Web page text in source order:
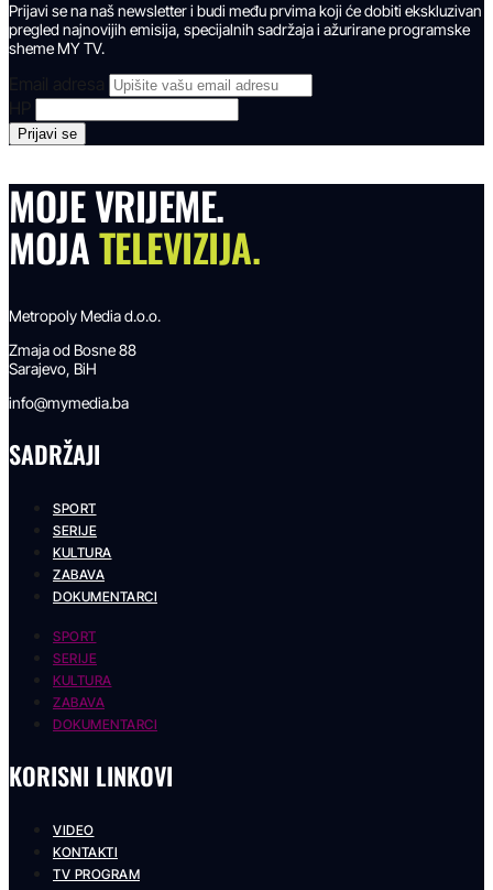
Prijavi se na naš newsletter i budi među prvima koji će dobiti ekskluzivan
pregled najnovijih emisija, specijalnih sadržaja i ažurirane programske
sheme MY TV.
Email adresa
MOJE VRIJEME.
MOJATELEVIZIJA.
Metropoly Media d.o.o.
Zmaja od Bosne 88
Sarajevo, BiH
info@mymedia.ba
SADRŽAJI
SPORT
SERIJE
KULTURA
ZABAVA
DOKUMENTARCI
SPORT
SERIJE
KULTURA
ZABAVA
DOKUMENTARCI
KORISNI LINKOVI
VIDEO
KONTAKTI
TV PROGRAM